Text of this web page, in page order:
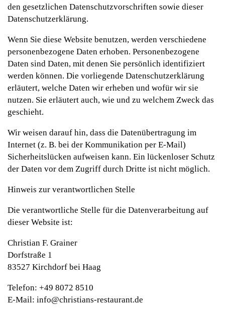
den gesetzlichen Datenschutzvorschriften sowie dieser
Datenschutzerklärung.
Wenn Sie diese Website benutzen, werden verschiedene
personenbezogene Daten erhoben. Personenbezogene
Daten sind Daten, mit denen Sie persönlich identifiziert
werden können. Die vorliegende Datenschutzerklärung
erläutert, welche Daten wir erheben und wofür wir sie
nutzen. Sie erläutert auch, wie und zu welchem Zweck das
geschieht.
Wir weisen darauf hin, dass die Datenübertragung im
Internet (z. B. bei der Kommunikation per E-Mail)
Sicherheitslücken aufweisen kann. Ein lückenloser Schutz
der Daten vor dem Zugriff durch Dritte ist nicht möglich.
Hinweis zur verantwortlichen Stelle
Die verantwortliche Stelle für die Datenverarbeitung auf
dieser Website ist:
Christian F. Grainer
Dorfstraße 1
83527 Kirchdorf bei Haag
Telefon: +49 8072 8510
E-Mail: info@christians-restaurant.de